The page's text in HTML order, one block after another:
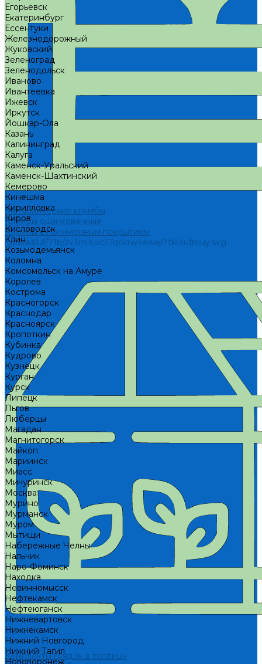
Егорьевск
Екатеринбург
Ессентуки
Железнодорожный
Жуковский
Зеленоград
Зеленодольск
Иваново
Ивантеевка
Ижевск
Иркутск
Йошкар-Ола
Казань
Калининград
Калуга
Каменск-Уральский
Каменск-Шахтинский
Кемерово
Кинешма
Кирилловка
Киров
Кисловодск
Клин
Козьмодемьянск
Коломна
Комсомольск на Амуре
Королев
Кострома
Красногорск
Краснодар
Красноярск
Кропоткин
Кубинка
Кудрово
Кузнецк
Курган
Курск
Липецк
Льгов
Люберцы
Магадан
Магнитогорск
Майкоп
Мариинск
Миасс
Мичуринск
Москва
Мурино
Мурманск
Муром
Мытищи
Набережные Челны
Нальчик
Наро-Фоминск
Находка
Невинномысск
Нефтекамск
Нефтеюганск
Нижневартовск
Нижнекамск
Нижний Новгород
Нижний Тагил
Нововоронеж
Металлические клумбы
Клумбы оцинкованные
Клумбы с полимерным покрытием
/upload/uf/71b/zv3m1uxc17qcldw4ewaji7tkr3ufrouy.svg
Комплекты грядок в теплицу